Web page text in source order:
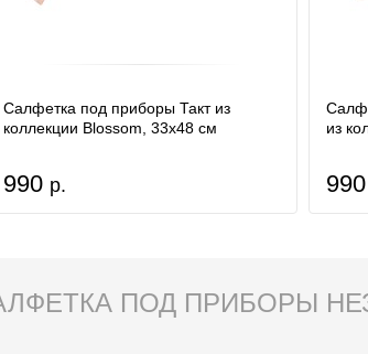
Салфетка под приборы Такт из
коллекции Blossom, 33х48 см
990 р.
из
990
ПОД ПРИБОРЫ